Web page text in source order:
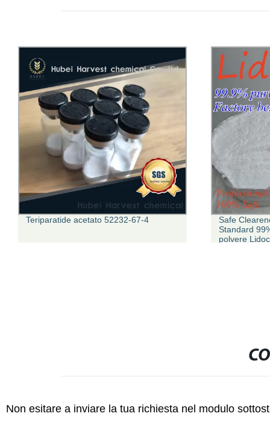
Teriparatide acetato 52232-67-4
Safe
Standard
polvere
Non esitare a inviare la tua richiesta nel modulo